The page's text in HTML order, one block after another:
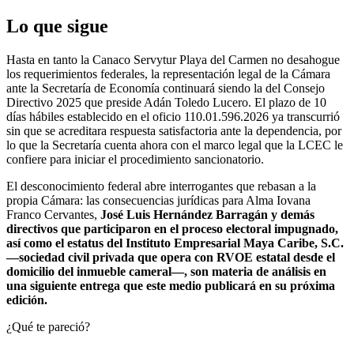
Lo que sigue
Hasta en tanto la Canaco Servytur Playa del Carmen no desahogue
los requerimientos federales, la representación legal de la Cámara
ante la Secretaría de Economía continuará siendo la del Consejo
Directivo 2025 que preside Adán Toledo Lucero. El plazo de 10
días hábiles establecido en el oficio 110.01.596.2026 ya transcurrió
sin que se acreditara respuesta satisfactoria ante la dependencia, por
lo que la Secretaría cuenta ahora con el marco legal que la LCEC le
confiere para iniciar el procedimiento sancionatorio.
El desconocimiento federal abre interrogantes que rebasan a la
propia Cámara: las consecuencias jurídicas para Alma Iovana
Franco Cervantes, José Luis Hernández Barragán y demás
directivos que participaron en el proceso electoral impugnado,
así como el estatus del Instituto Empresarial Maya Caribe, S.C.
—sociedad civil privada que opera con RVOE estatal desde el
domicilio del inmueble cameral—, son materia de análisis en
una siguiente entrega que este medio publicará en su próxima
edición.
¿Qué te pareció?